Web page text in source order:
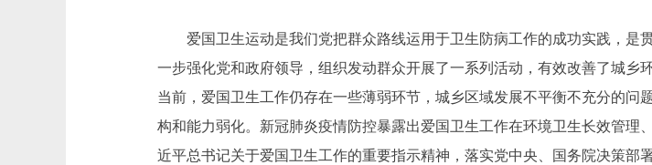
爱国卫生运动是我们党把群众路线运用于卫生防病工作的成功实践，是
一步强化党和政府领导，组织发动群众开展了一系列活动，有效改善了城乡
当前，爱国卫生工作仍存在一些薄弱环节，城乡区域发展不平衡不充分的
构和能力弱化。新冠肺炎疫情防控暴露出爱国卫生工作在环境卫生长效管理
近平总书记关于爱国卫生工作的重要指示精神，落实党中央、国务院决策